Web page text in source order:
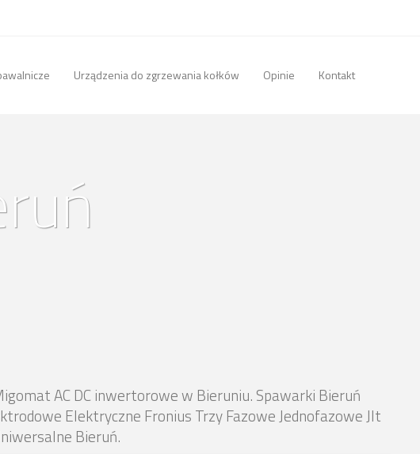
Urządzenia do zgrzewania kołków Opinie Kontakt
AC DC inwertorowe w Bieruniu. Spawarki Bieruń
Elektryczne Fronius Trzy Fazowe Jednofazowe Jlt
Bieruń.